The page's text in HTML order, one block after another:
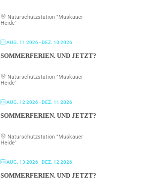
Naturschutzstation "Muskauer
Heide"
AUG. 11 2026- DEZ. 10 2026
SOMMERFERIEN. UND JETZT?
Naturschutzstation "Muskauer
Heide"
AUG. 12 2026- DEZ. 11 2026
SOMMERFERIEN. UND JETZT?
Naturschutzstation "Muskauer
Heide"
AUG. 13 2026- DEZ. 12 2026
SOMMERFERIEN. UND JETZT?